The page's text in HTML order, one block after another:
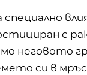
с
неговото
си в